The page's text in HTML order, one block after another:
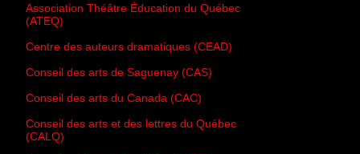
Association Théâtre Éducation du Québec
(ATEQ)
Centre des auteurs dramatiques (CEAD)
Conseil des arts de Saguenay (CAS)
Conseil des arts du Canada (CAC)
Conseil des arts et des lettres du Québec
(CALQ)